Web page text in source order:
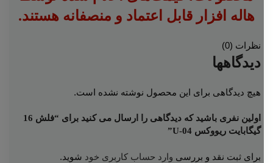
هاله افزار قابل اعتماد و منصفانه هستند.
نظرات (0)
دیدگاهها
هیچ دیدگاهی برای این محصول نوشته نشده است.
اولین نفری باشید که دیدگاهی را ارسال می کنید برای “فلش 16
گیگابایت ریووکس U-04”
برای ثبت نقد و بررسی وارد حساب کاربری خود شوید.